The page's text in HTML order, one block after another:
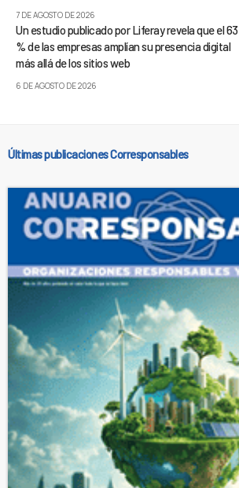
7 DE AGOSTO DE 2026
Un estudio publicado por Liferay revela que el 63
% de las empresas amplían su presencia digital
más allá de los sitios web
6 DE AGOSTO DE 2026
Últimas publicaciones Corresponsables